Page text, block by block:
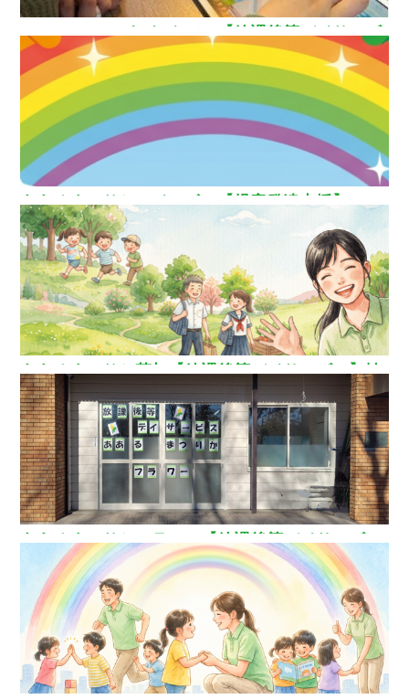
How nice（ハウ ナイス）!【放課後等デイサービ
ス】
ああるまつりかレインボー【児童発達支援】
ああるまつりか草加【放課後等デイサービス】埼
玉県草加市
ああるまつりかフラワー【放課後等デイサービ
ス】